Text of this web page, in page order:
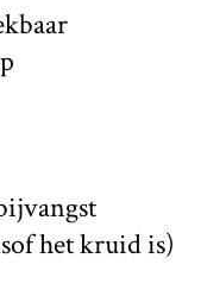
het kruid is)